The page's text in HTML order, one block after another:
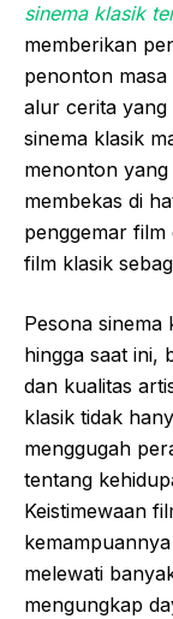
sinema klasik
memberikan
penonton masa
alur cerita yang
sinema klasik
menonton
membekas di
penggemar film
film klasik
Pesona sinema
hingga saat ini,
dan kualitas
klasik tidak
menggugah
tentang
Keistimewaan
melewati
mengungkap